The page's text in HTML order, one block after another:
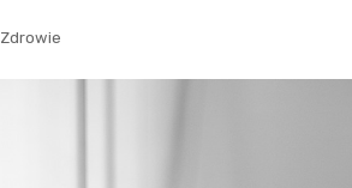
Zdrowie